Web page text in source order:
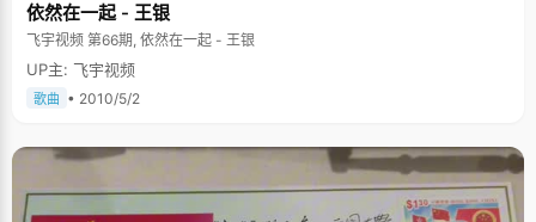
依然在一起 - 王银
飞宇视频 第66期, 依然在一起 - 王银
UP主: 飞宇视频
歌曲 • 2010/5/2